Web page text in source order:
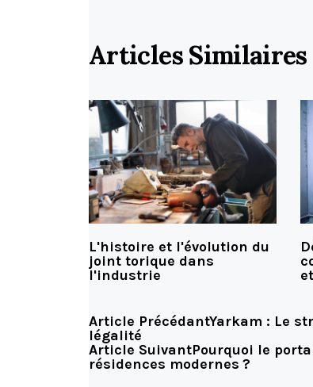
Articles Similaires
L'histoire et l'évolution du
joint torique dans
l'industrie
Article PrécédantYarkam : Le
légalité
Article SuivantPourquoi le
résidences modernes ?